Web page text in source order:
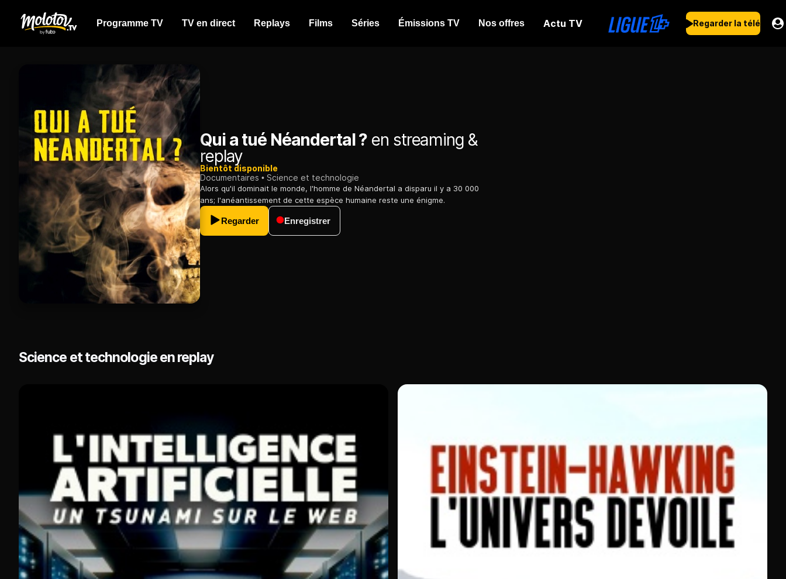
Programme TV TV en direct Replays Films Séries Émissions TV Nos offres Actu TV Regarder la télé
Qui a tué Néandertal ? en streaming &
replay
Bientôt disponible
Documentaires
Science et technologie
Alors qu'il dominait le monde, l'homme de Néandertal a disparu il y a 30 000
ans; l'anéantissement de cette espèce humaine reste une énigme.
Regarder Enregistrer
Science et technologie en replay